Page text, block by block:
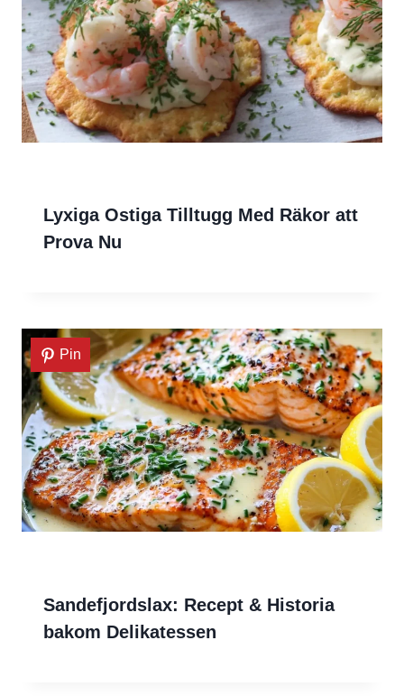
Lyxiga Ostiga Tilltugg Med Räkor att
Prova Nu
Pin
Sandefjordslax: Recept & Historia
bakom Delikatessen